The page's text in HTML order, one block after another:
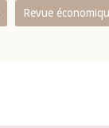
Revue